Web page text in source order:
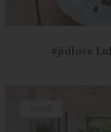
#jídlove